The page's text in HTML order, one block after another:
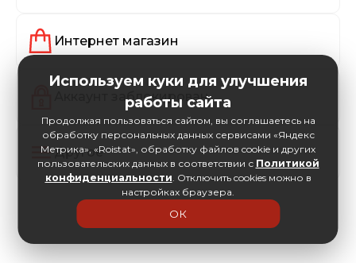
Интернет магазин
Аккаунт заблокирован
Другое
Используем куки для улучшения
работы сайта
Продолжая пользоваться сайтом, вы соглашаетесь на
обработку персональных данных сервисами «Яндекс
Метрика», «Roistat», обработку файлов cookie и других
пользовательских данных в соответствии с Политикой
конфиденциальности. Отключить cookies можно в
настройках браузера.
ОК